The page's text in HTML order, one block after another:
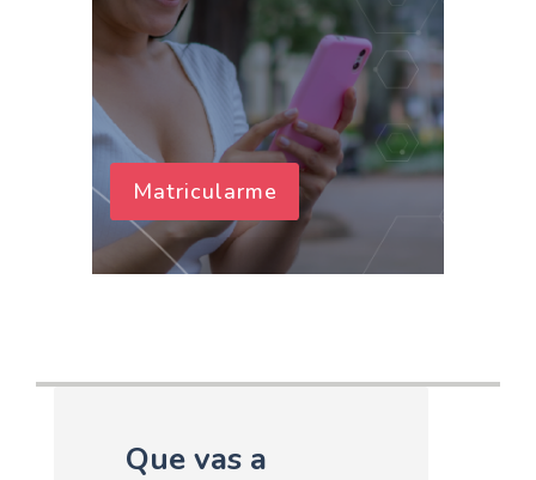
Matricularme
Que vas a